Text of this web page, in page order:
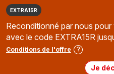
EXTRA15R
Reconditionné par nous
avec le code EXTRA15R
Conditions de l'offre
Je